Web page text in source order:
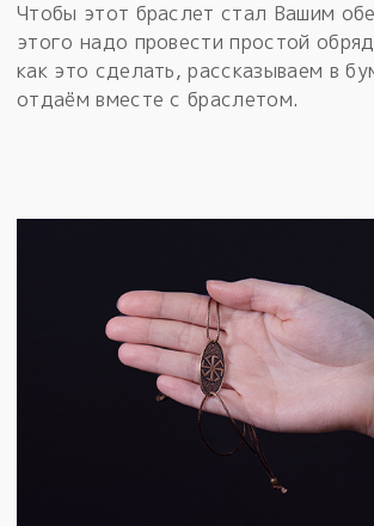
Чтобы этот браслет стал Вашим
этого надо провести простой
как это сделать, рассказываем в
отдаём вместе с браслетом.